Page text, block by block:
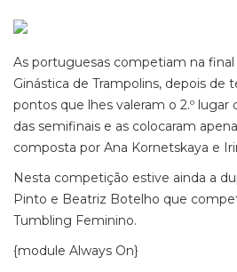
As portuguesas competiam na
Ginástica de Trampolins, depois de
pontos que lhes valeram o 2.º lugar
das semifinais e as colocaram
composta por Ana Kornetskaya e
Nesta competição estive ainda a
Pinto e Beatriz Botelho que
Tumbling Feminino.
{module Always On}